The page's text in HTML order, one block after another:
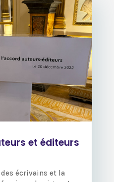
et éditeurs
écrivains et la